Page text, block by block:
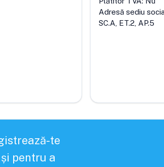
Adresă sediu
SC.A, ET.2, AP.5
te
pentru a